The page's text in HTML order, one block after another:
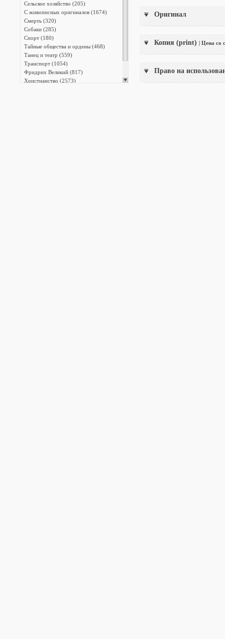
Сельское хозяйство (205)
С живописных оригиналов (1674)
Смерть (320)
Собаки (285)
Спорт (180)
Тайные общества и ордены (468)
Танец и театр (559)
Транспорт (1054)
Фридрих Великий (817)
Христианство (2573)
Оригинал
Копия (print) | Цена со
Право на